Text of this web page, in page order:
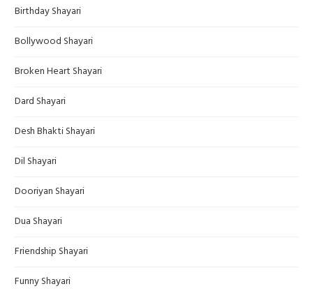
Birthday Shayari
Bollywood Shayari
Broken Heart Shayari
Dard Shayari
Desh Bhakti Shayari
Dil Shayari
Dooriyan Shayari
Dua Shayari
Friendship Shayari
Funny Shayari